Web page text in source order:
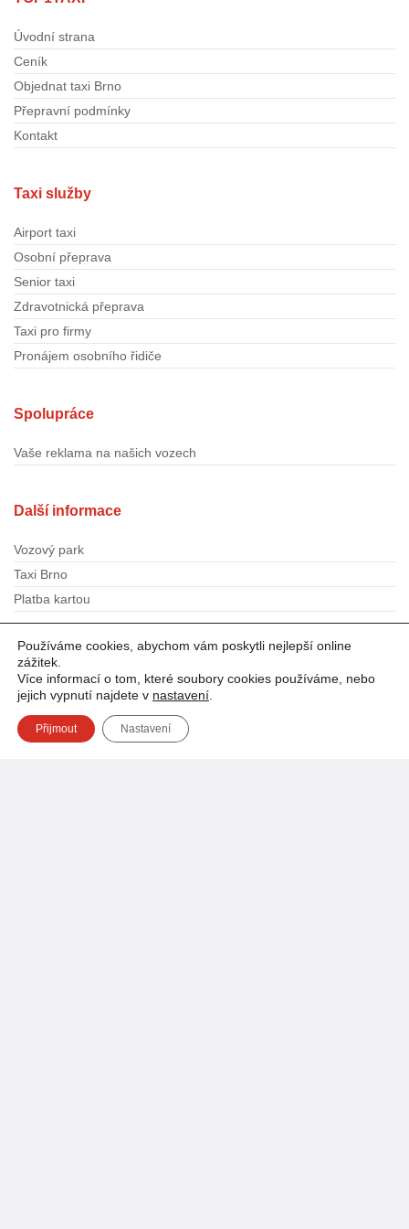
Úvodní strana
Ceník
Objednat taxi Brno
Přepravní podmínky
Kontakt
Taxi služby
Airport taxi
Osobní přeprava
Senior taxi
Zdravotnická přeprava
Taxi pro firmy
Pronájem osobního řidiče
Spolupráce
Vaše reklama na našich vozech
Další informace
Vozový park
Taxi Brno
Platba kartou
Sledujte TOP1TAXI
Používáme cookies, abychom vám poskytli nejlepší online
zážitek.
Více informací o tom, které soubory cookies používáme, nebo
jejich vypnutí najdete v nastavení
Přijmout Nastavení